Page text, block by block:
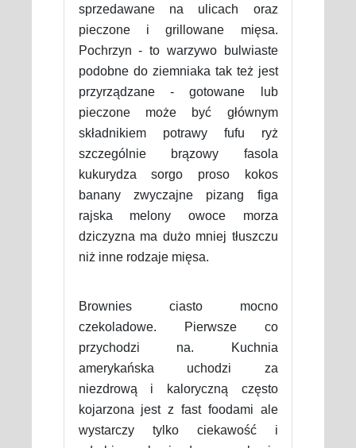
sprzedawane na ulicach oraz
pieczone i grillowane mięsa.
Pochrzyn - to warzywo bulwiaste
podobne do ziemniaka tak też jest
przyrządzane - gotowane lub
pieczone może być głównym
składnikiem potrawy fufu ryż
szczególnie brązowy fasola
kukurydza sorgo proso kokos
banany zwyczajne pizang figa
rajska melony owoce morza
dziczyzna ma dużo mniej tłuszczu
niż inne rodzaje mięsa.
Brownies ciasto mocno
czekoladowe. Pierwsze co
przychodzi na. Kuchnia
amerykańska uchodzi za
niezdrową i kaloryczną często
kojarzona jest z fast foodami ale
wystarczy tylko ciekawość i